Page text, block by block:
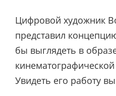
Цифровой художник
представил
бы выглядеть в
Увидеть его работу